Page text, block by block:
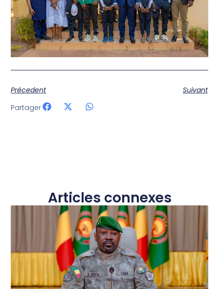
Précedent
Suivant
Partager
Articles connexes